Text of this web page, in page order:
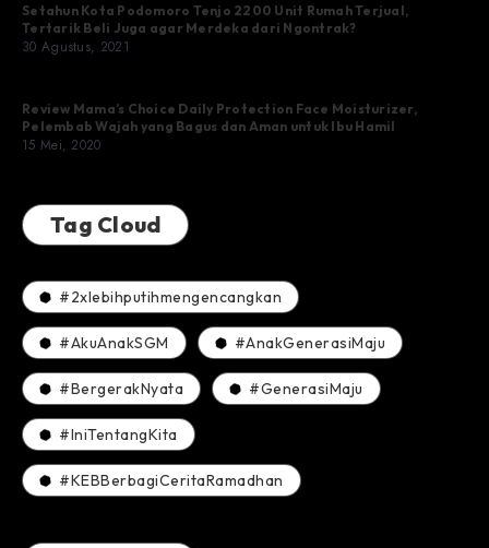
Setahun Kota Podomoro Tenjo 2200 Unit Rumah Terjual,
Tertarik Beli Juga agar Merdeka dari Ngontrak?
30 Agustus, 2021
Review Mama’s Choice Daily Protection Face Moisturizer,
Pelembab Wajah yang Bagus dan Aman untuk Ibu Hamil
15 Mei, 2020
Tag Cloud
#2xlebihputihmengencangkan
#AkuAnakSGM #AnakGenerasiMaju
#BergerakNyata #GenerasiMaju
#IniTentangKita
#KEBBerbagiCeritaRamadhan